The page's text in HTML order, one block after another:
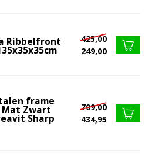
Ribbelfront
425,00
249,00
frame
Mat Zwart
Sharp
709,00
434,95